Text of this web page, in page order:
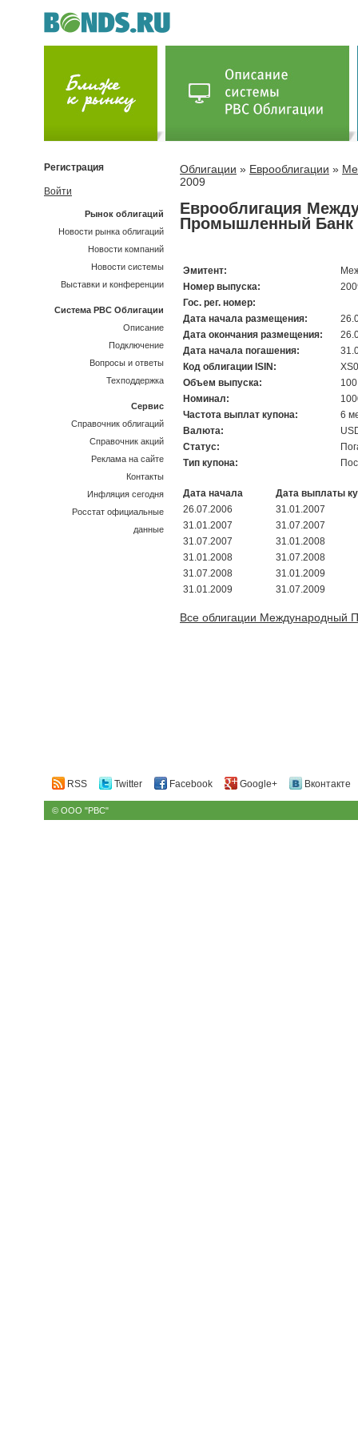
Облигации » Еврооблигации »
2009
Еврооблигация
Промышленный Банк
Эмитент:
Номер выпуска:
Гос. рег. номер:
Дата начала размещения:
Дата окончания размещения:
Дата начала погашения:
Код облигации ISIN:
Объем выпуска:
Номинал:
Частота выплат купона:
6
Валюта:
Статус:
Тип купона:
Дата начала
Дата выплаты
26.07.2006
31.01.2007
31.01.2007
31.07.2007
31.07.2007
31.01.2008
31.01.2008
31.07.2008
31.07.2008
31.01.2009
31.01.2009
31.07.2009
Все облигации Международный
Регистрация
Войти
Рынок облигаций
Новости рынка облигаций
Новости компаний
Новости системы
Выставки и конференции
Система РВС Облигации
Описание
Подключение
Вопросы и ответы
Техподдержка
Сервис
Справочник облигаций
Справочник акций
Реклама на сайте
Контакты
Инфляция сегодня
Росстат официальные
данные
RSS Twitter Facebook Google+ Вконтакте
© ООО "РВС"